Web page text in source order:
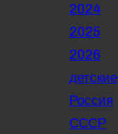
2024
2025
2026
детские
Россия
СССР